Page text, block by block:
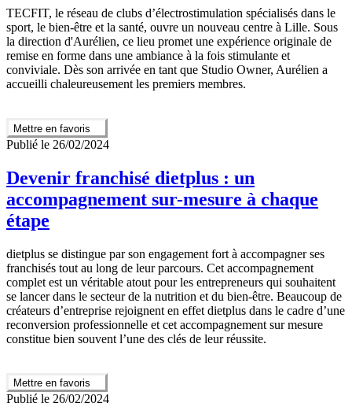
TECFIT, le réseau de clubs d’électrostimulation spécialisés dans le
sport, le bien-être et la santé, ouvre un nouveau centre à Lille. Sous
la direction d'Aurélien, ce lieu promet une expérience originale de
remise en forme dans une ambiance à la fois stimulante et
conviviale. Dès son arrivée en tant que Studio Owner, Aurélien a
accueilli chaleureusement les premiers membres.
Mettre en favoris
Publié le 26/02/2024
Devenir franchisé dietplus : un
accompagnement sur-mesure à chaque
étape
dietplus se distingue par son engagement fort à accompagner ses
franchisés tout au long de leur parcours. Cet accompagnement
complet est un véritable atout pour les entrepreneurs qui souhaitent
se lancer dans le secteur de la nutrition et du bien-être. Beaucoup de
créateurs d’entreprise rejoignent en effet dietplus dans le cadre d’une
reconversion professionnelle et cet accompagnement sur mesure
constitue bien souvent l’une des clés de leur réussite.
Mettre en favoris
Publié le 26/02/2024